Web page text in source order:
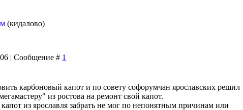
(кидалово)
| Сообщение # 1
карбоновый капот и по совету софорумчан ярославских решил
из ростова на ремонт свой капот.
капот из ярославля забрать не мог по непонятным причинам или